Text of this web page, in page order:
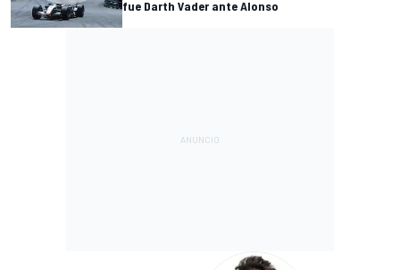
fue Darth Vader ante Alonso